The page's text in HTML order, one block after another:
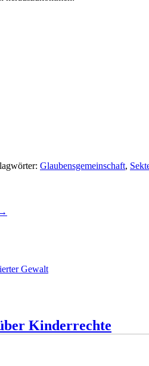
Glaubensgemeinschaft,
→
Gewalt